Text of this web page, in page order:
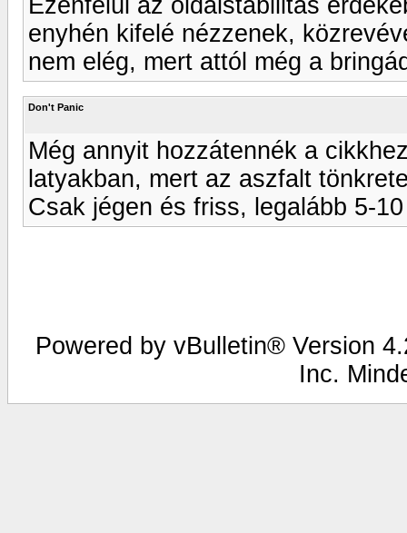
enyhén kifelé nézzenek,
nem elég, mert attól még a
Don't Panic
Még annyit hozzátennék a
latyakban, mert az aszfalt
Csak jégen és friss, legalább 5-
Powered by vBulletin® Version
Inc.